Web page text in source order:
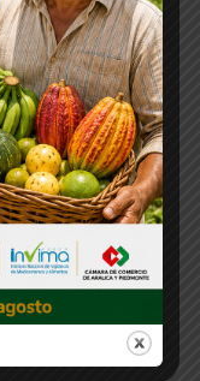
del